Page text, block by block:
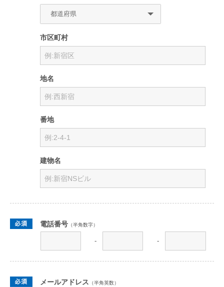
市区町村
地名
番地
建物名
電話番号 （半角数字）
- -
メールアドレス （半角英数）